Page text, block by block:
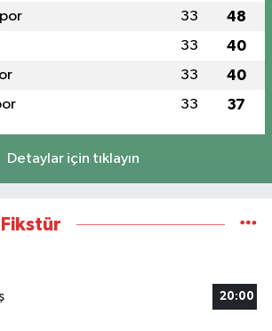
33 48
33 40
33 40
33 37
Detaylar için tıklayın
20:00